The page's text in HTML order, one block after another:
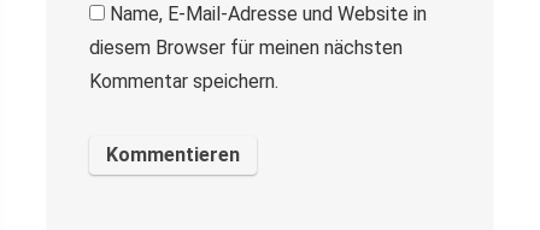
Name, E-Mail-Adresse und Website in
diesem Browser für meinen nächsten
Kommentar speichern.